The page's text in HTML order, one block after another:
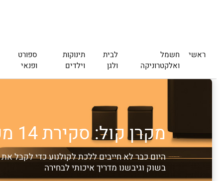
ראשי
חשמל
ואלקטרוניקה
לבית
ולגן
תינוקות
וילדים
ספורט
ופנאי
מקרן קול: סקירת 14 מקרני קול מומלצים [2026]
היום כבר לא חייבים ללכת לקולנוע כדי לקבל
בשוק וגיבשנו מדריך איכותי לבחירה